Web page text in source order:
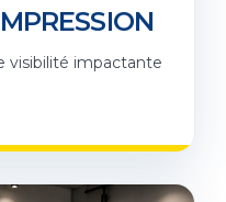
visibilité impactante